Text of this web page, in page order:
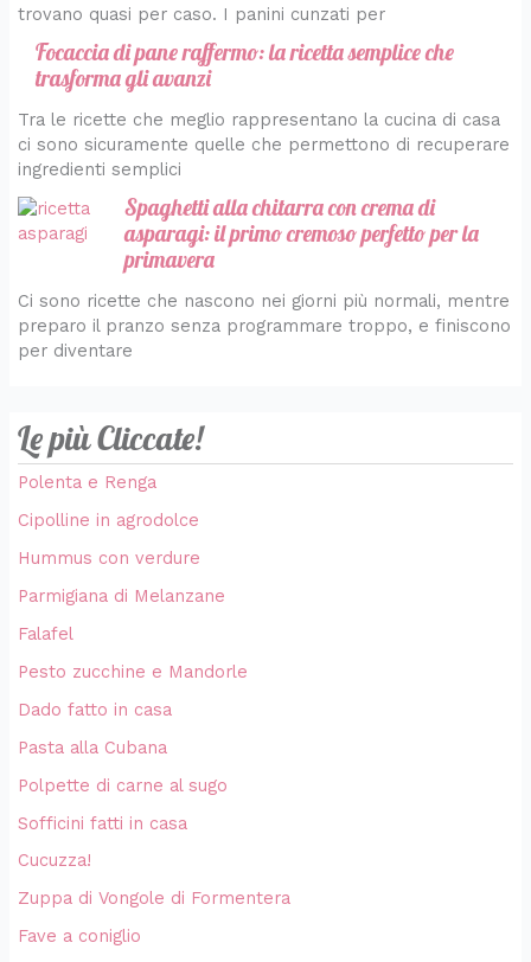
trovano quasi per caso. I panini cunzati per
Focaccia di pane raffermo: la ricetta semplice che
trasforma gli avanzi
Tra le ricette che meglio rappresentano la cucina di casa
ci sono sicuramente quelle che permettono di recuperare
ingredienti semplici
Spaghetti alla chitarra con crema di
asparagi: il primo cremoso perfetto per la
primavera
Ci sono ricette che nascono nei giorni più normali, mentre
preparo il pranzo senza programmare troppo, e finiscono
per diventare
Le più Cliccate!
Polenta e Renga
Cipolline in agrodolce
Hummus con verdure
Parmigiana di Melanzane
Falafel
Pesto zucchine e Mandorle
Dado fatto in casa
Pasta alla Cubana
Polpette di carne al sugo
Sofficini fatti in casa
Cucuzza!
Zuppa di Vongole di Formentera
Fave a coniglio